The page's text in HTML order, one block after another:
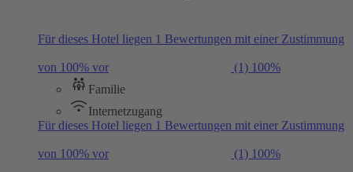
Für dieses Hotel liegen 1 Bewertungen mit einer Zustimmung
von 100% vor (1) 100%
Familie
Internetzugang
Für dieses Hotel liegen 1 Bewertungen mit einer Zustimmung
von 100% vor (1) 100%